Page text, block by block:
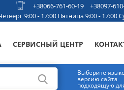
+38066-761-60-19 +38097-
9:00 - 17:00 Пятница 9:00 - 17:00
СЕРВИСНЫЙ ЦЕНТР
Выберите
версию сайта
подходящую